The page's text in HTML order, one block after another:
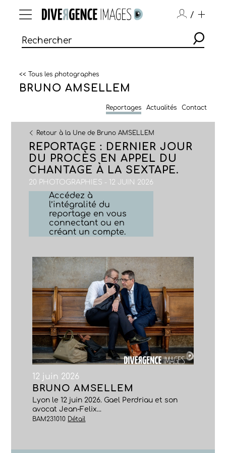
/
<< Tous les photographes
BRUNO AMSELLEM
Reportages Actualités Contact
Retour à la Une de Bruno AMSELLEM
REPORTAGE : DERNIER JOUR
DU PROCÈS EN APPEL DU
CHANTAGE À LA SEXTAPE.
20 PHOTOGRAPHIES - 12 JUIN 2026
Accédez à
l’intégralité du
reportage en vous
connectant ou en
créant un compte.
12 juin 2026
BRUNO AMSELLEM
Lyon le 12 juin 2026. Gael Perdriau et son
avocat Jean-Felix...
BAM231010 Détail